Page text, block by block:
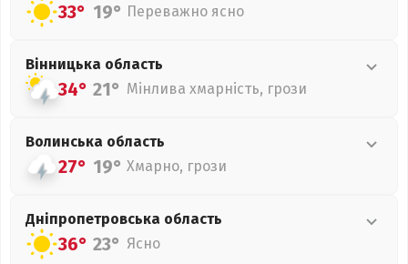
33° 19° Переважно ясно
Вінницька область
34° 21° Мінлива хмарність, грози
Волинська область
27° 19° Хмарно, грози
Дніпропетровська область
36° 23° Ясно